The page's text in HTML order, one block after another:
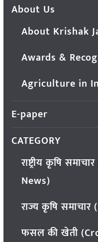
About Us
About Krishak
Awards &
Agriculture in
E-paper
CATEGORY
राष्ट्रीय कृषि
News)
राज्य कृषि
फसल की खेती